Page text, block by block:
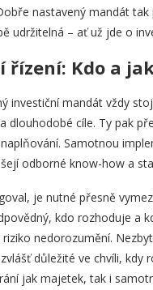
nastavený mandát
udržitelná – ať už jde o
řízení: Kdo a
investiční mandát vždy
dlouhodobé cíle. Ty pak
Samotnou
odborné know-how a
je nutné přesně
kdo rozhoduje a
nedorozumění.
důležité ve chvíli, kdy
jak majetek, tak i